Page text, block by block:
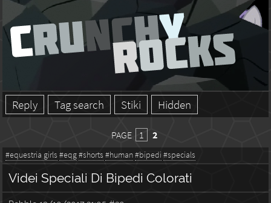
Reply Tag search Stiki Hidden
PAGE 1 2
#equestria girls #eqg#shorts #human#bipedi #specials
Videi Speciali Di Bipedi Colorati